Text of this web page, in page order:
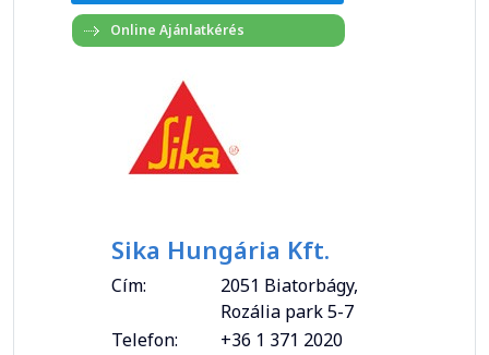
Sika Hungária Kft.
Cím:
2051 Biatorbágy,
Rozália park 5-7
Telefon:
+36 1 371 2020